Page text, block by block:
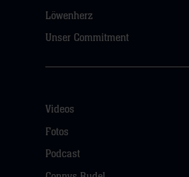
Löwenherz
Unser Commitment
Videos
Fotos
Podcast